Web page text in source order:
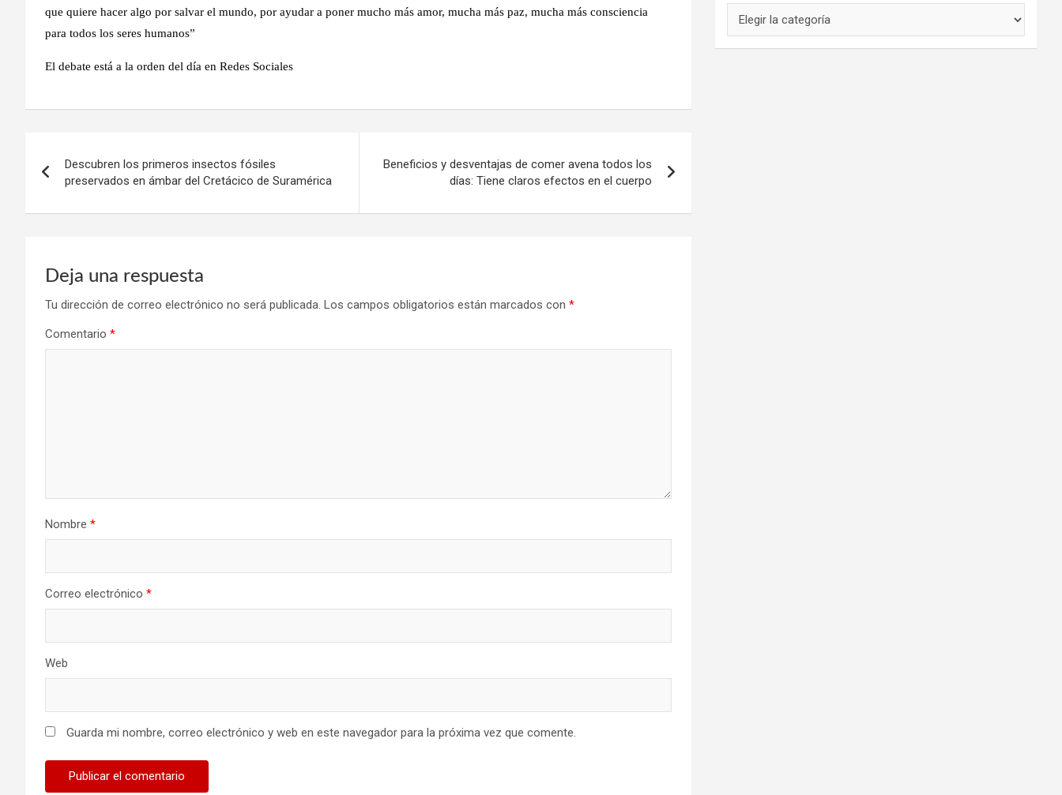
que quiere hacer algo por salvar el mundo, por ayudar a poner mucho más amor, mucha más paz, mucha más consciencia
para todos los seres humanos”
El debate está a la orden del día en Redes Sociales
de
entradas
Descubren los primeros insectos fósiles
preservados en ámbar del Cretácico de Suramérica
Beneficios y desventajas de comer avena todos los
días: Tiene claros efectos en el cuerpo
Deja una respuesta
Tu dirección de correo electrónico no será publicada. Los campos obligatorios están marcados con *
Comentario *
Nombre *
Correo electrónico *
Web
Guarda mi nombre, correo electrónico y web en este navegador para la próxima vez que comente.
de